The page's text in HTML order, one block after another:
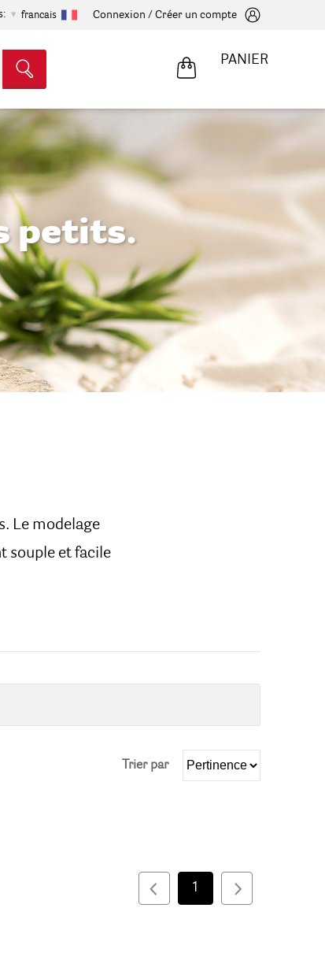
francais Connexion / Créer un compte
PANIER
petits.
Le modelage
souple et facile
Trier par
1